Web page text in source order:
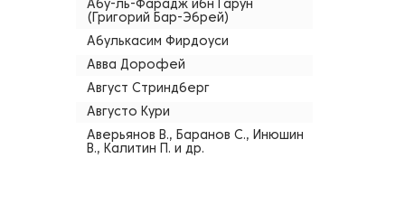
Абу-ль-Фарадж ибн Гарун
(Григорий Бар-Эбрей)
Абулькасим Фирдоуси
Авва Дорофей
Август Стриндберг
Августо Кури
Аверьянов В., Баранов С., Инюшин
В., Калитин П. и др.